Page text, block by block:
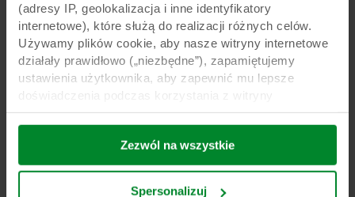
(adresy IP, geolokalizacja i inne identyfikatory
internetowe), które służą do realizacji różnych celów.
Używamy plików cookie, aby nasze witryny internetowe
działały prawidłowo („niezbędne”), zapamiętujemy
ustawienia użytkownika, aby zapewnić mu lepsze
(„funkcjonalne”), analizujemy jego zachowanie w celu
optymalizacji witryn („statystyczne”) oraz
ukierunkowujemy nasze treści i reklamy w mediach
społecznościowych i zewnętrznych witrynach
Zezwól na wszystkie
Spersonalizuj
Grodan Prestige
Idealne podłoże dla producentów pomidora i